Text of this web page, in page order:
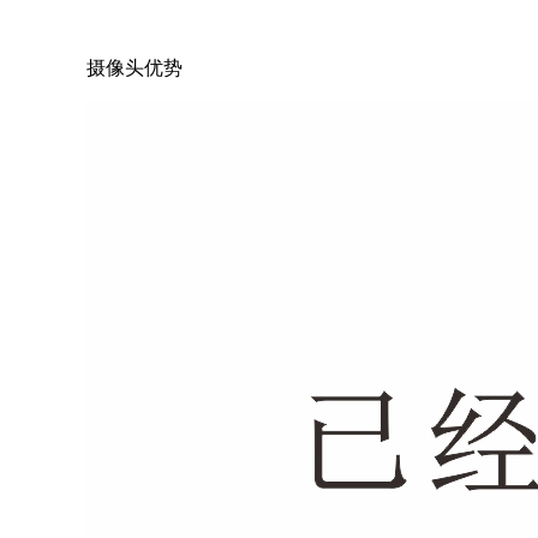
摄像头优势